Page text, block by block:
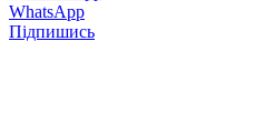
WhatsApp
Підпишись